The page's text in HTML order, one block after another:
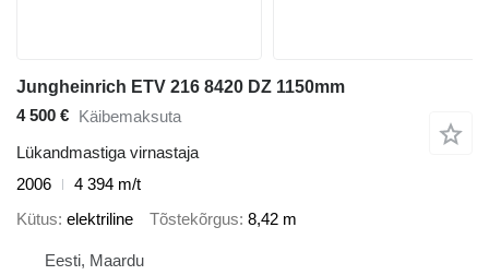
Jungheinrich ETV 216 8420 DZ 1150mm
4 500 € Käibemaksuta
Lükandmastiga virnastaja
2006
4 394 m/t
Kütus elektriline Tõstekõrgus 8,42 m
Eesti, Maardu